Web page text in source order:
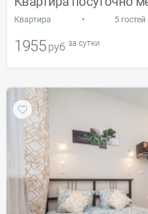
Квартира • 5 гостей
1955 руб за сутки